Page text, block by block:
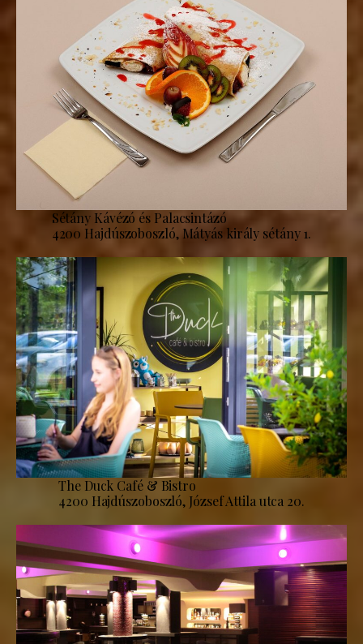
Sétány Kávézó és Palacsintázó
4200 Hajdúszoboszló, Mátyás király sétány 1.
The Duck Café & Bistro
4200 Hajdúszoboszló, József Attila utca 20.